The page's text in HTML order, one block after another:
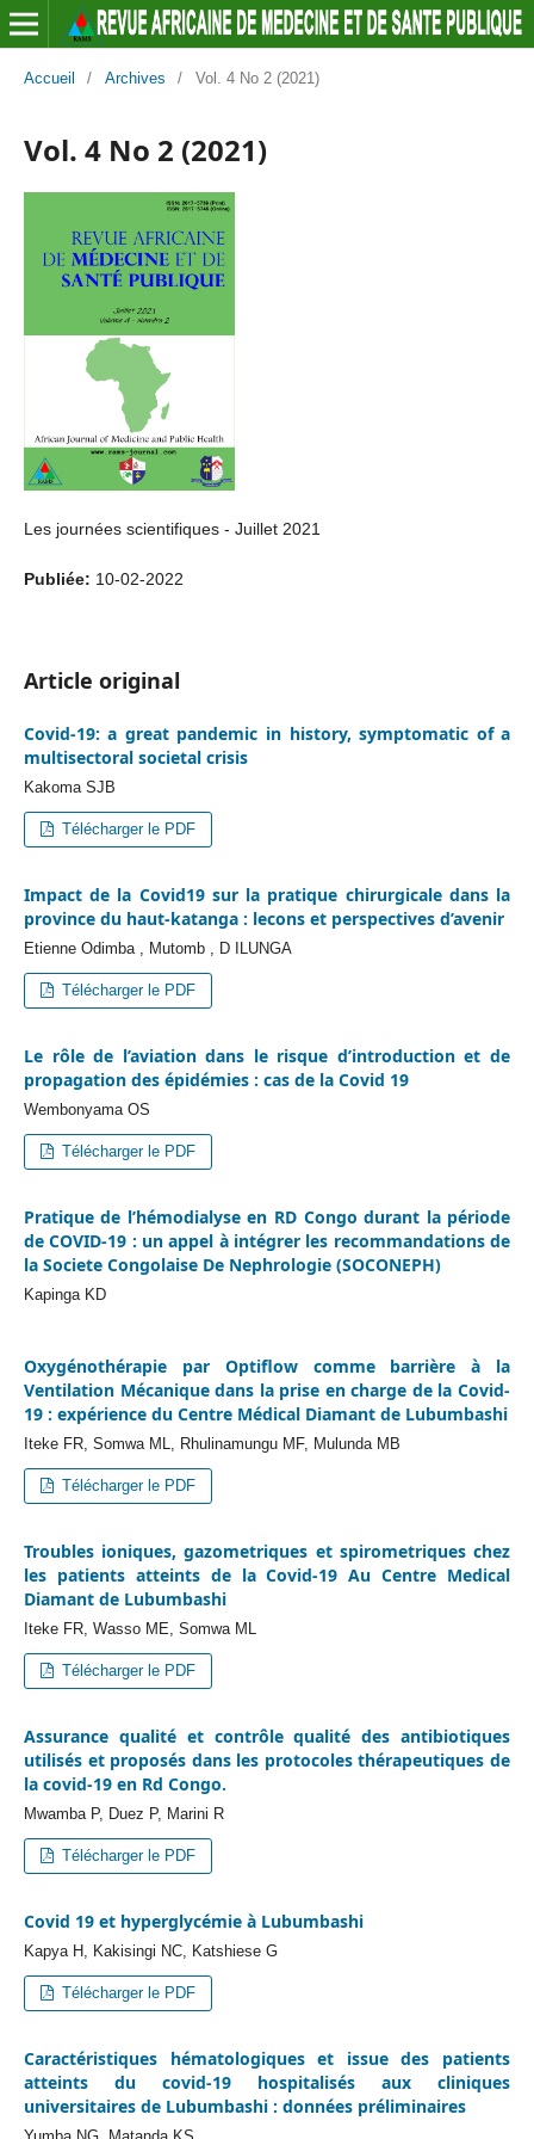
Accueil / Archives / Vol. 4 No 2 (2021)
Vol. 4 No 2 (2021)
Les journées scientifiques - Juillet 2021
Publiée: 10-02-2022
Article original
Covid-19: a great pandemic in history, symptomatic of a
multisectoral societal crisis
Kakoma SJB
Télécharger le PDF
Impact de la Covid19 sur la pratique chirurgicale dans la
province du haut-katanga : lecons et perspectives d’avenir
Etienne Odimba , Mutomb , D ILUNGA
Télécharger le PDF
Le rôle de l’aviation dans le risque d’introduction et de
propagation des épidémies : cas de la Covid 19
Wembonyama OS
Télécharger le PDF
Pratique de l’hémodialyse en RD Congo durant la période
de COVID-19 : un appel à intégrer les recommandations de
la Societe Congolaise De Nephrologie (SOCONEPH)
Kapinga KD
Oxygénothérapie par Optiflow comme barrière à la
Ventilation Mécanique dans la prise en charge de la Covid-
19 : expérience du Centre Médical Diamant de Lubumbashi
Iteke FR, Somwa ML, Rhulinamungu MF, Mulunda MB
Télécharger le PDF
Troubles ioniques, gazometriques et spirometriques chez
les patients atteints de la Covid-19 Au Centre Medical
Diamant de Lubumbashi
Iteke FR, Wasso ME, Somwa ML
Télécharger le PDF
Assurance qualité et contrôle qualité des antibiotiques
utilisés et proposés dans les protocoles thérapeutiques de
la covid-19 en Rd Congo.
Mwamba P, Duez P, Marini R
Télécharger le PDF
Covid 19 et hyperglycémie à Lubumbashi
Kapya H, Kakisingi NC, Katshiese G
Télécharger le PDF
Caractéristiques hématologiques et issue des patients
atteints du covid-19 hospitalisés aux cliniques
universitaires de Lubumbashi : données préliminaires